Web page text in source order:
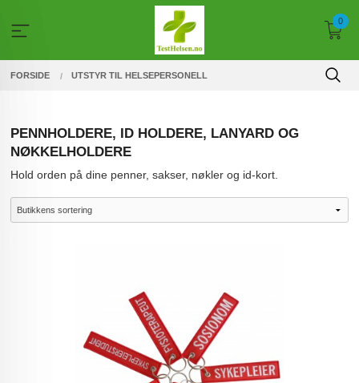
innholdet
0
FORSIDE UTSTYR TIL HELSEPERSONELL
PENNHOLDERE, ID HOLDERE, LANYARD OG
NØKKELHOLDERE
Hold orden på dine penner, sakser, nøkler og id-kort.